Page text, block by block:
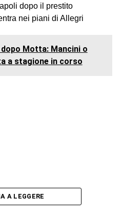
dopo il prestito
nei piani di Allegri
Motta: Mancini o
a stagione in corso
A LEGGERE